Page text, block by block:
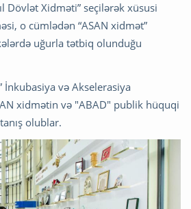
Dövlət Xidməti” seçilərək xüsusi
o cümlədən “ASAN xidmət”
uğurla tətbiq olunduğu
İnkubasiya və Akselerasiya
xidmətin və "ABAD" publik hüquqi
olublar.